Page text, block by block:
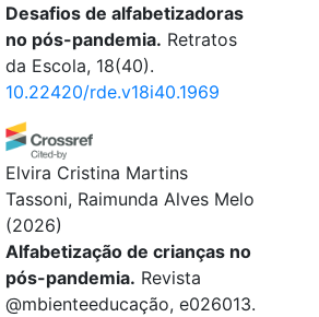
Desafios de alfabetizadoras
no pós-pandemia. Retratos
da Escola, 18(40).
10.22420/rde.v18i40.1969
Elvira Cristina Martins
Tassoni, Raimunda Alves Melo
(2026)
Alfabetização de crianças no
pós-pandemia. Revista
@mbienteeducação, e026013.